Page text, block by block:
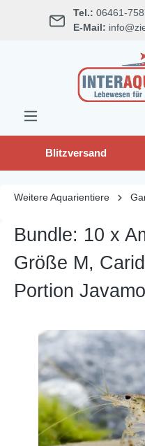
springen Tel.: 06461-
E-Mail:
Blitzversand
Weitere Aquarientiere
Bundle: 10 x
Größe M,
Portion
Bildergalerie